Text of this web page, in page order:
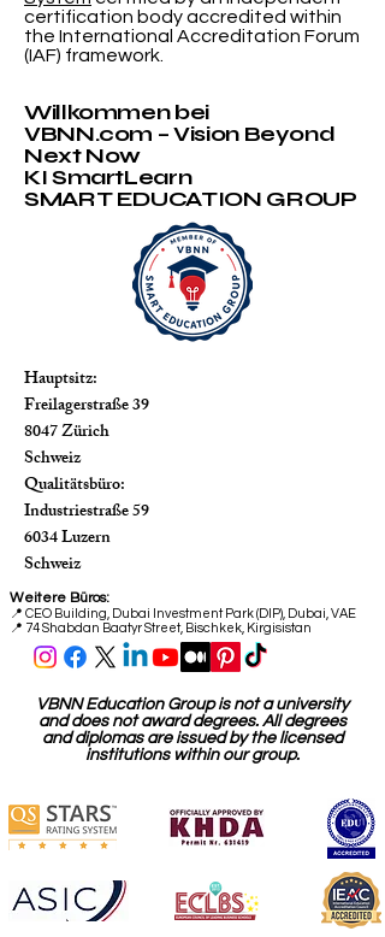
certification body accredited within
the International Accreditation Forum
(IAF) framework.
Willkommen bei
VBNN.com – Vision Beyond
Next Now
KI SmartLearn
SMART EDUCATION GROUP
Hauptsitz:
Freilagerstraße 39
8047 Zürich
Schweiz
Qualitätsbüro:
Industriestraße 59
6034 Luzern
Schweiz
Weitere Büros:
📍 CEO Building, Dubai Investment Park (DIP), Dubai, VAE
📍 74 Shabdan Baatyr Street, Bischkek, Kirgisistan
VBNN Education Group is not a university
and does not award degrees. All degrees
and diplomas are issued by the licensed
institutions within our group.